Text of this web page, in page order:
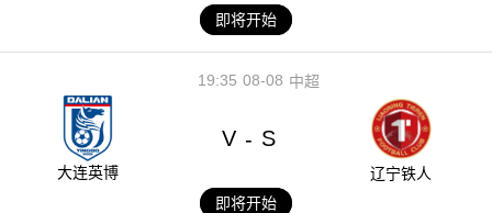
即将开始
08-08
19:35 中超
大连英博
V - S
辽宁铁人
即将开始